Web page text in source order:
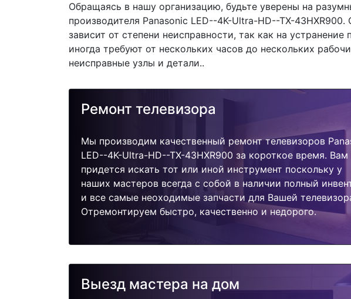
Обращаясь в нашу организацию, будьте уверены на
производителя Panasonic LED--4K-Ultra-HD--TX-
зависит от степени неисправности, так как на
иногда требуют от нескольких часов до нескольких
неисправные узлы и детали..
Ремонт телевизора
Мы производим качественный ремонт телевизоров
LED--4K-Ultra-HD--TX-43HXR900 за короткое время. Вам
придется искать тот или иной инструмент поскольку у
наших мастеров всегда с собой в наличии полный
и все самые неоходимые запчасти для Вашей
Отремонтируем быстро, качественно и недорого.
Выезд мастера на дом